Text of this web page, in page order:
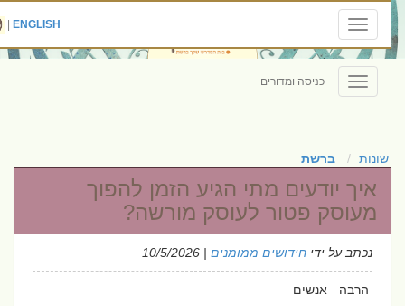
Toggle
navigation
ENGLISH
|
Toggle
navigation
כניסה ומדורים
שונות ברשת
איך יודעים מתי הגיע הזמן להפוך
מעוסק פטור לעוסק מורשה?
נכתב על ידיחידושים ממומנים| 10/5/2026
הרבה אנשים